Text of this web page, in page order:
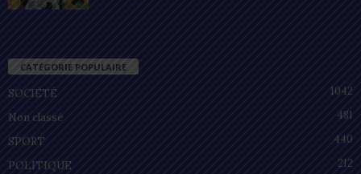
CATÉGORIE POPULAIRE
SOCIÉTÉ
1042
Non classé
481
SPORT
440
POLITIQUE
212